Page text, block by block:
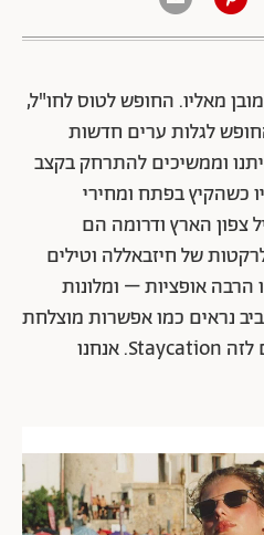
מאליו. החופש לטוס לחו"ל,
לגלות ערים חדשות
וממשיכים להתרחק בקצב
כשהקיץ בפתח ומחירי
הארץ ודרומה הם
של חיזבאללה וטילים
אופציות – ומלונות
נראים כמו אפשרות מוצלחת
מתמיד. האמריקאים קוראים לזה Staycation. אנחנו